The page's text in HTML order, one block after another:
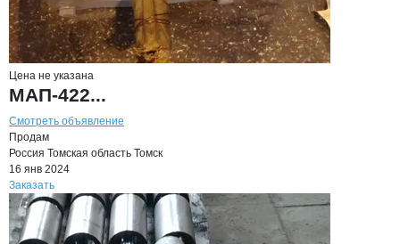
Цена не указана
МАП-422...
Смотреть объявление
Продам
Россия Томская область Томск
16 янв 2024
Заказать